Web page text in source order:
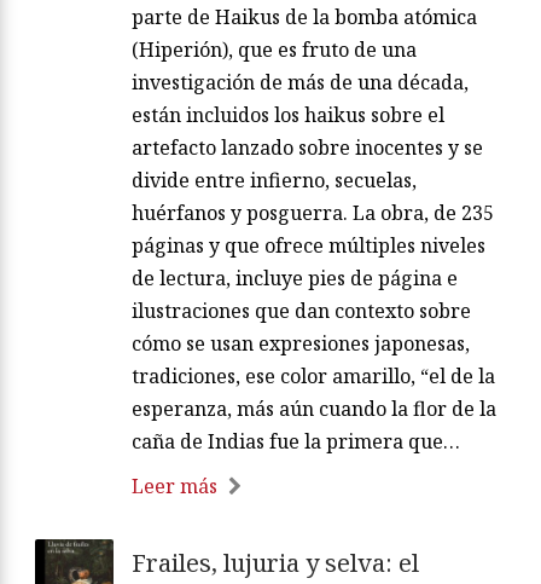
parte de Haikus de la bomba atómica
(Hiperión), que es fruto de una
investigación de más de una década,
están incluidos los haikus sobre el
artefacto lanzado sobre inocentes y se
divide entre infierno, secuelas,
huérfanos y posguerra. La obra, de 235
páginas y que ofrece múltiples niveles
de lectura, incluye pies de página e
ilustraciones que dan contexto sobre
cómo se usan expresiones japonesas,
tradiciones, ese color amarillo, “el de la
esperanza, más aún cuando la flor de la
caña de Indias fue la primera que…
Leer más
Frailes, lujuria y selva: el